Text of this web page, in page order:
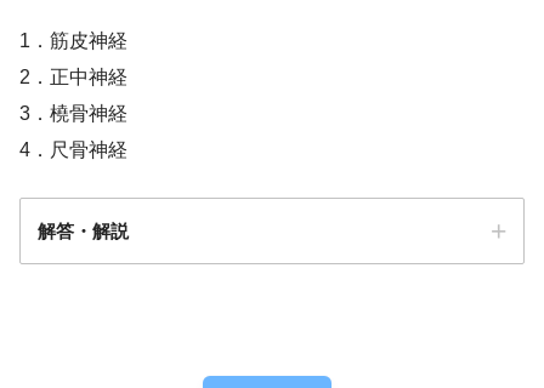
1．筋皮神経
2．正中神経
3．橈骨神経
4．尺骨神経
解答・解説